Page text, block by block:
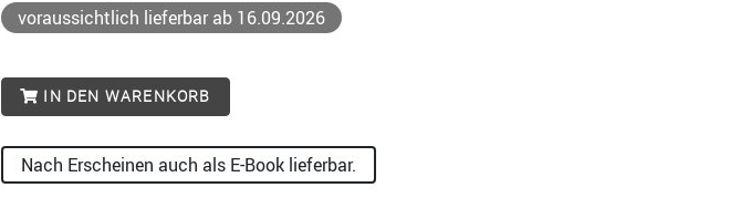
voraussichtlich lieferbar ab 16.09.2026
IN DEN WARENKORB
Nach Erscheinen auch als E-Book lieferbar.